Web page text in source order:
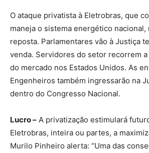
O ataque privatista à Eletrobras, que
maneja o sistema energético nacional,
reposta. Parlamentares vão à Justiça
venda. Servidores do setor recorrem
do mercado nos Estados Unidos. As
Engenheiros também ingressarão na
dentro do Congresso Nacional.
Lucro – A privatização estimulará
Eletrobras, inteira ou partes, a
Murilo Pinheiro alerta: “Uma das